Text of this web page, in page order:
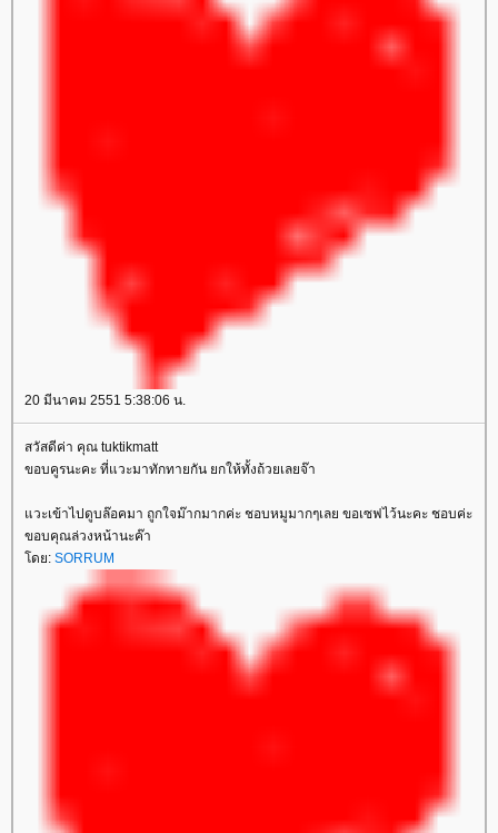
20 มีนาคม 2551 5:38:06 น.
สวัสดีค่า คุณ tuktikmatt
ขอบคูรนะคะ ที่แวะมาทักทายกัน ยกให้ทั้งถ้วยเลยจ๊า
แวะเข้าไปดูบล๊อคมา ถูกใจม๊ากมากค่ะ ชอบหมูมากๆเลย ขอเซฟไว้นะคะ ชอบค่ะ
ขอบคุณล่วงหน้านะค๊า
โดย: SORRUM